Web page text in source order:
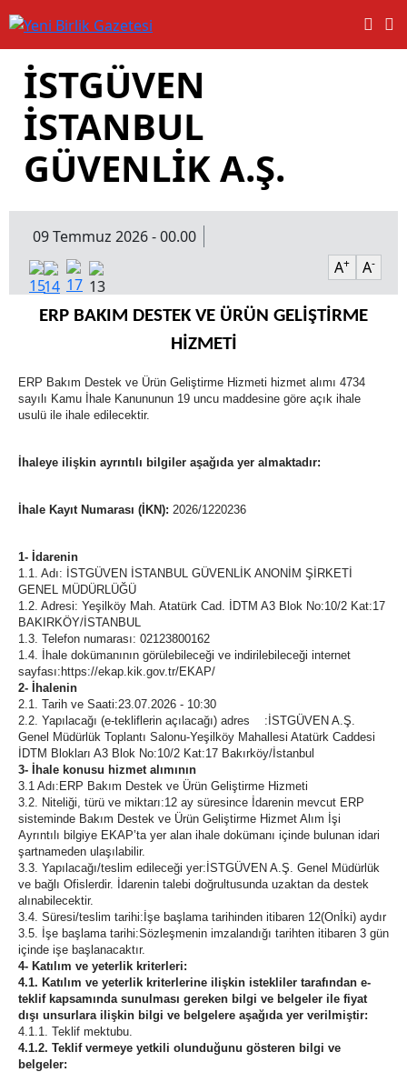
İSTGÜVEN
İSTANBUL
GÜVENLİK A.Ş.
09 Temmuz 2026 - 00.00
A+ A-
ERP BAKIM DESTEK VE ÜRÜN GELİŞTİRME
HİZMETİ
ERP Bakım Destek ve Ürün Geliştirme Hizmeti hizmet alımı 4734
sayılı Kamu İhale Kanununun 19 uncu maddesine göre açık ihale
usulü ile ihale edilecektir.
İhaleye ilişkin ayrıntılı bilgiler aşağıda yer almaktadır:
İhale Kayıt Numarası (İKN): 2026/1220236
1- İdarenin
1.1. Adı: İSTGÜVEN İSTANBUL GÜVENLİK ANONİM ŞİRKETİ
GENEL MÜDÜRLÜĞÜ
1.2. Adresi: Yeşilköy Mah. Atatürk Cad. İDTM A3 Blok No:10/2 Kat:17
BAKIRKÖY/İSTANBUL
1.3. Telefon numarası: 02123800162
1.4. İhale dokümanının görülebileceği ve indirilebileceği internet
sayfası:https://ekap.kik.gov.tr/EKAP/
2- İhalenin
2.1. Tarih ve Saati:23.07.2026 - 10:30
2.2. Yapılacağı (e-tekliflerin açılacağı) adres :İSTGÜVEN A.Ş.
Genel Müdürlük Toplantı Salonu-Yeşilköy Mahallesi Atatürk Caddesi
İDTM Blokları A3 Blok No:10/2 Kat:17 Bakırköy/İstanbul
3- İhale konusu hizmet alımının
3.1 Adı:ERP Bakım Destek ve Ürün Geliştirme Hizmeti
3.2. Niteliği, türü ve miktarı:12 ay süresince İdarenin mevcut ERP
sisteminde Bakım Destek ve Ürün Geliştirme Hizmet Alım İşi
Ayrıntılı bilgiye EKAP’ta yer alan ihale dokümanı içinde bulunan idari
şartnameden ulaşılabilir.
3.3. Yapılacağı/teslim edileceği yer:İSTGÜVEN A.Ş. Genel Müdürlük
ve bağlı Ofislerdir. İdarenin talebi doğrultusunda uzaktan da destek
alınabilecektir.
3.4. Süresi/teslim tarihi:İşe başlama tarihinden itibaren 12(Onİki) aydır
3.5. İşe başlama tarihi:Sözleşmenin imzalandığı tarihten itibaren 3 gün
içinde işe başlanacaktır.
4- Katılım ve yeterlik kriterleri:
4.1. Katılım ve yeterlik kriterlerine ilişkin istekliler tarafından e-
teklif kapsamında sunulması gereken bilgi ve belgeler ile fiyat
dışı unsurlara ilişkin bilgi ve belgelere aşağıda yer verilmiştir:
4.1.1. Teklif mektubu.
4.1.2. Teklif vermeye yetkili olunduğunu gösteren bilgi ve
belgeler: